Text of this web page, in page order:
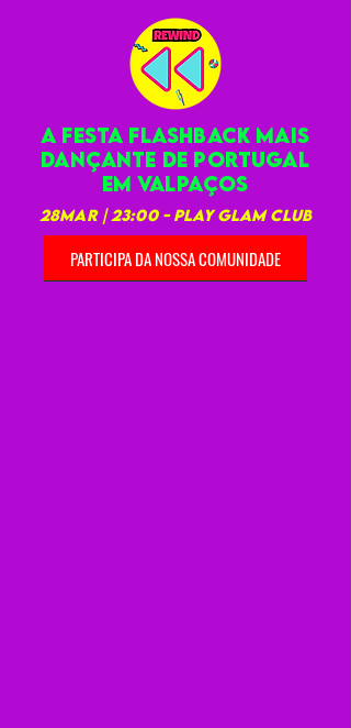
A festa flashback mais
dançante de Portugal
EM VALPAÇOS
28MAR | 23:00 - PLAY GlAM CLUB
PARTICIPA DA NOSSA COMUNIDADE